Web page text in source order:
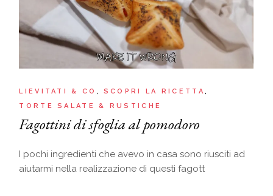
LIEVITATI & CO
SCOPRI LA RICETTA
TORTE SALATE & RUSTICHE
Fagottini di sfoglia al pomodoro
I pochi ingredienti che avevo in casa sono riusciti ad
aiutarmi nella realizzazione di questi fagott